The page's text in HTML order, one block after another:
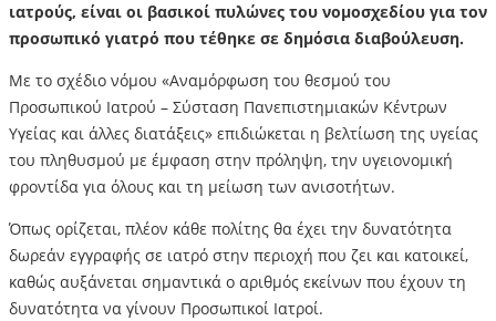
ιατρούς, είναι οι βασικοί πυλώνες του νομοσχεδίου για τον
προσωπικό γιατρό που τέθηκε σε δημόσια διαβούλευση.
Με το σχέδιο νόμου «Αναμόρφωση του θεσμού του
Προσωπικού Ιατρού – Σύσταση Πανεπιστημιακών Κέντρων
Υγείας και άλλες διατάξεις» επιδιώκεται η βελτίωση της υγείας
του πληθυσμού με έμφαση στην πρόληψη, την υγειονομική
φροντίδα για όλους και τη μείωση των ανισοτήτων.
Όπως ορίζεται, πλέον κάθε πολίτης θα έχει την δυνατότητα
δωρεάν εγγραφής σε ιατρό στην περιοχή που ζει και κατοικεί,
καθώς αυξάνεται σημαντικά ο αριθμός εκείνων που έχουν τη
δυνατότητα να γίνουν Προσωπικοί Ιατροί.